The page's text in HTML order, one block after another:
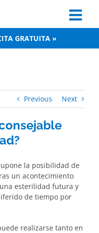
GRATUITA »
Previous Next
la posibilidad de
un acontecimiento
esterilidad futura y
de tiempo por
realizarse tanto en